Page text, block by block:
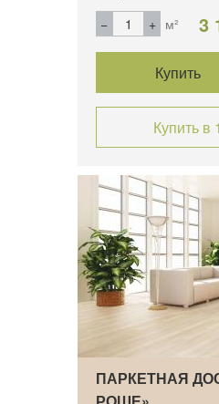
м²
3
Купить
Купить в
ПАРКЕТНАЯ